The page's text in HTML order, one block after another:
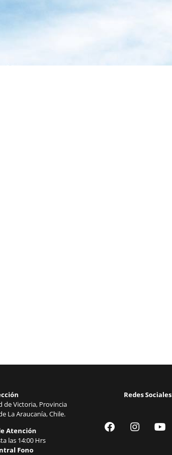
de Victoria, Provincia
La Araucanía, Chile.
Atención
las 14:00 Hrs
Fono
Redes Sociales